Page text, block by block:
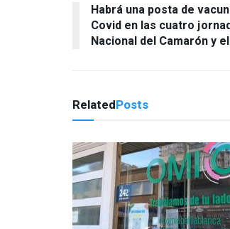
Habrá una posta de
Covid en las cuatro
Nacional del Camarón y
RelatedPosts